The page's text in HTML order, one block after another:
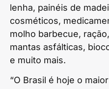
lenha, painéis de
cosméticos,
molho barbecue,
mantas asfálticas,
e muito mais.
“O Brasil é hoje o